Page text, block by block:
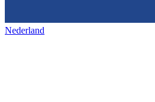
Nederland